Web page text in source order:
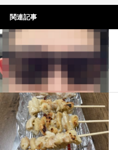
関連記事